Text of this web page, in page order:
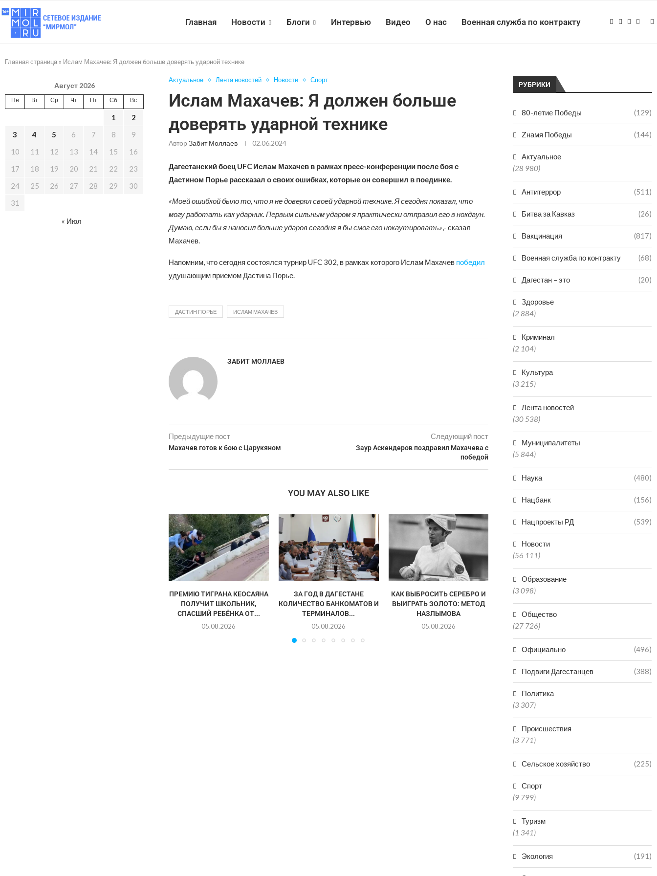
Главная Новости Блоги Интервью Видео О нас Военная служба по контракту
Главная страница » Ислам Махачев: Я должен больше доверять ударной технике
Актуальное Лента новостей Новости Спорт
Ислам Махачев: Я должен больше
доверять ударной технике
Автор Забит Моллаев 02.06.2024
Дагестанский боец UFC Ислам Махачев в рамках пресс-конференции после боя с
Дастином Порье рассказал о своих ошибках, которые он совершил в поединке.
«Моей ошибкой было то, что я не доверял своей ударной технике. Я сегодня показал, что
могу работать как ударник. Первым сильным ударом я практически отправил его в нокдаун.
Думаю, если бы я наносил больше ударов сегодня я бы смог его нокаутировать»,- сказал
Махачев.
Напомним, что сегодня состоялся турнир UFC 302, в рамках которого Ислам Махачев победил
удушающим приемом Дастина Порье.
ДАСТИН ПОРЬЕ ИСЛАМ МАХАЧЕВ
ЗАБИТ МОЛЛАЕВ
Предыдущие пост
Махачев готов к бою с Царукяном
Следующий пост
Заур Аскендеров поздравил Махачева с
победой
YOU MAY ALSO LIKE
ПРЕМИЮ ТИГРАНА КЕОСАЯНА
ПОЛУЧИТ ШКОЛЬНИК,
СПАСШИЙ РЕБЁНКА ОТ...
05.08.2026
ЗА ГОД В ДАГЕСТАНЕ
КОЛИЧЕСТВО БАНКОМАТОВ И
ТЕРМИНАЛОВ...
05.08.2026
КАК ВЫБРОСИТЬ СЕРЕБРО И
ВЫИГРАТЬ ЗОЛОТО: МЕТОД
НАЗЛЫМОВА
05.08.2026
В ДАГЕСТАНЕ СНИЗИЛОСЬ
КОЛИЧЕСТВО НАРУШЕНИЙ
ПРИ ГАЗОПОТРЕБЛЕНИИ
05.08.2026
НЕ
РУБРИКИ
80-летие Победы (129)
Zнамя Победы (144)
Актуальное
(28 980)
Антитеррор (511)
Битва за Кавказ (26)
Вакцинация (817)
Военная служба по контракту (68)
Дагестан – это (20)
Здоровье
(2 884)
Криминал
(2 104)
Культура
(3 215)
Лента новостей
(30 538)
Муниципалитеты
(5 844)
Наука (480)
Нацбанк (156)
Нацпроекты РД (539)
Новости
(56 111)
Образование
(3 098)
Общество
(27 726)
Официально (496)
Подвиги Дагестанцев (388)
Политика
(3 307)
Происшествия
(3 771)
Сельское хозяйство (225)
Спорт
(9 799)
Туризм
(1 341)
Экология (191)
Август 2026
Пн Вт Ср Чт Пт Сб Вс
1
2
3
4 5 6 7 8
9
10
11 12 13 14 15
16
17
18 19 20 21 22
23
24
25 26 27 28 29
30
31
« Июл